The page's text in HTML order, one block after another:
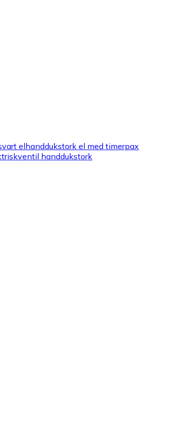
elhanddukstork el med timerpax
ventil handdukstork